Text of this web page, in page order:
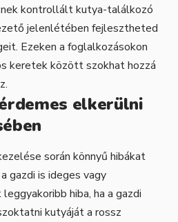
kontrollált kutya-találkozó
jelenlétében fejlesztheted
Ezeken a foglalkozásokon
keretek között szokhat hozzá
elkerülni
során könnyű hibákat
gazdi is ideges vagy
hiba, ha a gazdi
kutyáját a rossz